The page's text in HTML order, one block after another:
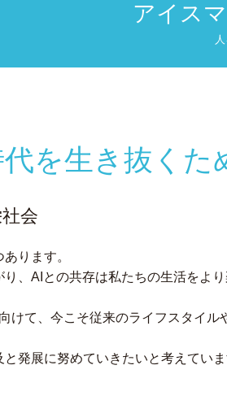
アイス
を生き抜くた
会
ります。
、AIとの共存は私たちの生活をよ
けて、今こそ従来のライフスタイル
発展に努めていきたいと考えていま